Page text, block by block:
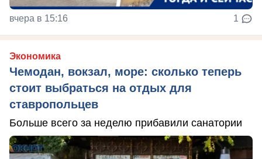
вчера в 15:16 1
Экономика
Чемодан, вокзал, море: сколько теперь
стоит выбраться на отдых для
ставропольцев
Больше всего за неделю прибавили санатории